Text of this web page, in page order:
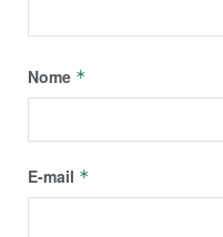
Nome *
E-mail *